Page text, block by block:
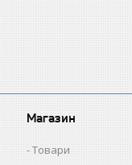
Магазин
Товари